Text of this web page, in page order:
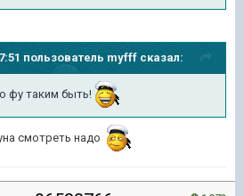
пользователь myfff сказал:
фу таким быть!
смотреть надо